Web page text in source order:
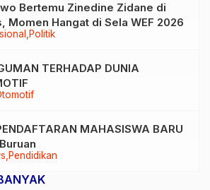
Politik
Bertemu Zinedine Zidane di
Momen Hangat di Sela WEF 2026
TERHADAP DUNIA
Pendidikan
MAHASISWA BARU